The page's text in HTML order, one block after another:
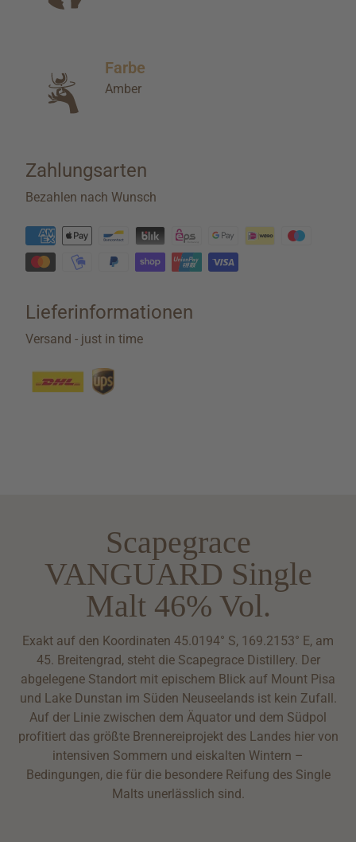
Farbe
Amber
Zahlungsarten
Bezahlen nach Wunsch
Lieferinformationen
Versand - just in time
Scapegrace
VANGUARD Single
Malt 46% Vol.
Exakt auf den Koordinaten 45.0194° S, 169.2153° E, am
45. Breitengrad, steht die Scapegrace Distillery. Der
abgelegene Standort mit epischem Blick auf Mount Pisa
und Lake Dunstan im Süden Neuseelands ist kein Zufall.
Auf der Linie zwischen dem Äquator und dem Südpol
profitiert das größte Brennereiprojekt des Landes hier von
intensiven Sommern und eiskalten Wintern –
Bedingungen, die für die besondere Reifung des Single
Malts unerlässlich sind.